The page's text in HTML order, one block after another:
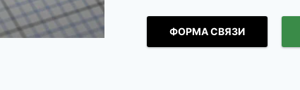
ФОРМА СВЯЗИ